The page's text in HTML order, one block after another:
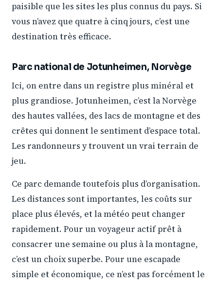
paisible que les sites les plus connus du pays. Si
vous n’avez que quatre à cinq jours, c’est une
destination très efficace.
Parc national de Jotunheimen, Norvège
Ici, on entre dans un registre plus minéral et
plus grandiose. Jotunheimen, c’est la Norvège
des hautes vallées, des lacs de montagne et des
crêtes qui donnent le sentiment d’espace total.
Les randonneurs y trouvent un vrai terrain de
jeu.
Ce parc demande toutefois plus d’organisation.
Les distances sont importantes, les coûts sur
place plus élevés, et la météo peut changer
rapidement. Pour un voyageur actif prêt à
consacrer une semaine ou plus à la montagne,
c’est un choix superbe. Pour une escapade
simple et économique, ce n’est pas forcément le